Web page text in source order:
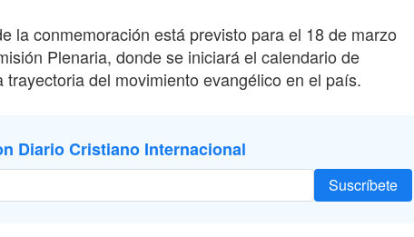
la conmemoración está previsto para el 18 de marzo
Plenaria, donde se iniciará el calendario de
del movimiento evangélico en el país.
Diario Cristiano Internacional
Suscríbete